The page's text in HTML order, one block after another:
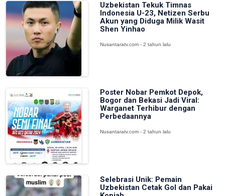
Uzbekistan Tekuk Timnas
Indonesia U-23, Netizen Serbu
Akun yang Diduga Milik Wasit
Shen Yinhao
Nusantaratv.com - 2 tahun lalu
Poster Nobar Pemkot Depok,
Bogor dan Bekasi Jadi Viral:
Warganet Terhibur dengan
Perbedaannya
Nusantaratv.com - 2 tahun lalu
Selebrasi Unik: Pemain
Uzbekistan Cetak Gol dan Pakai